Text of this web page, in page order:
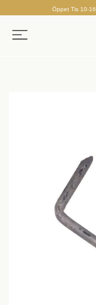
Öppet Tis 10-